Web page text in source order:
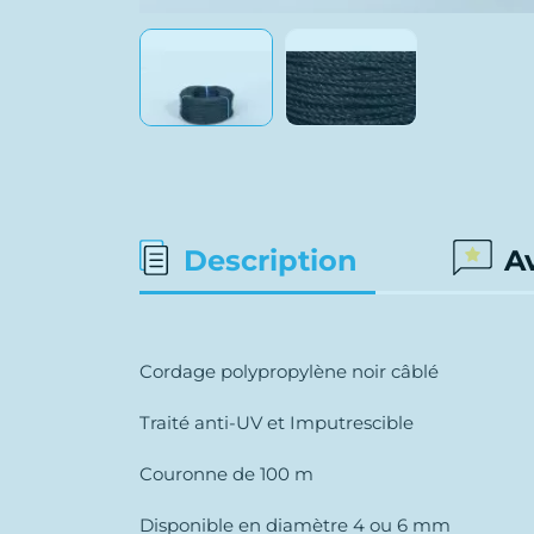
Description
Cordage polypropylène noir câblé
Traité anti-UV et Imputrescible
Couronne de 100 m
Disponible en diamètre 4 ou 6 mm